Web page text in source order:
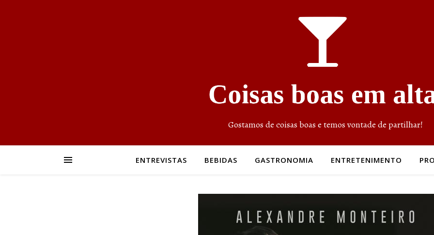
Gostamos de coisas boas e temos vontade de partilhar!
ENTREVISTAS BEBIDAS GASTRONOMIA ENTRETENIMENTO